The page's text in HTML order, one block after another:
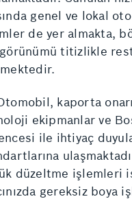
genel ve lokal
de yer almakta,
görünümü titizlikle
kaporta
ekipmanlar ve
ile ihtiyaç
düzeltme işlemleri
gereksiz boya